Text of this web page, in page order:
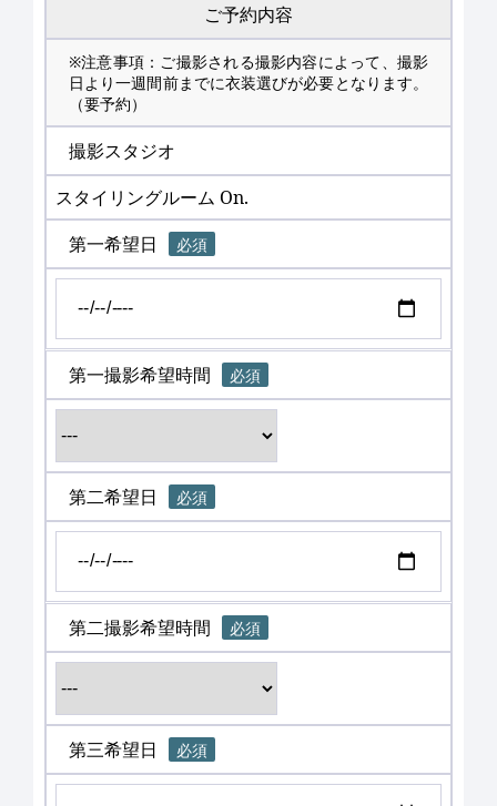
ご予約内容
※注意事項：ご撮影される撮影内容によって、撮影
日より一週間前までに衣装選びが必要となります。
（要予約）
撮影スタジオ
スタイリングルーム On.
第一希望日
必須
第一撮影希望時間 必須
第二希望日 必須
第二撮影希望時間 必須
第三希望日 必須